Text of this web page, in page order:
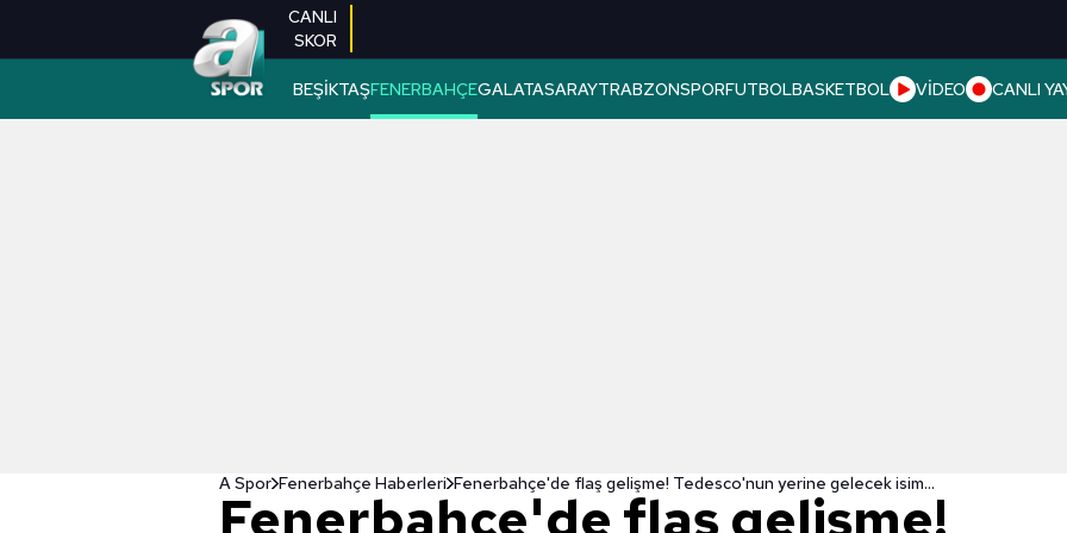
CANLI
SKOR
BEŞİKTAŞFENERBAHÇEGALATASARAYTRABZONSPORFUTBOLBASKETBOL VİDEO CANLI
A Spor Fenerbahçe Haberleri Fenerbahçe'de flaş gelişme! Tedesco'nun yerine gelecek isim...
Fenerbahçe'de flaş gelişme!